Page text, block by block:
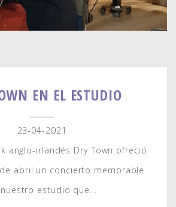
EN EL ESTUDIO
23-04-2021
anglo-irlandés Dry Town ofreció
abril un concierto memorable
estudio que...